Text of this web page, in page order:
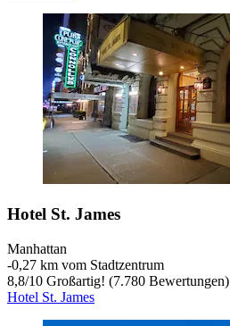
Hotel St. James
Manhattan
‐0,27 km vom Stadtzentrum
8,8/10 Großartig! (7.780 Bewertungen)
Hotel St. James